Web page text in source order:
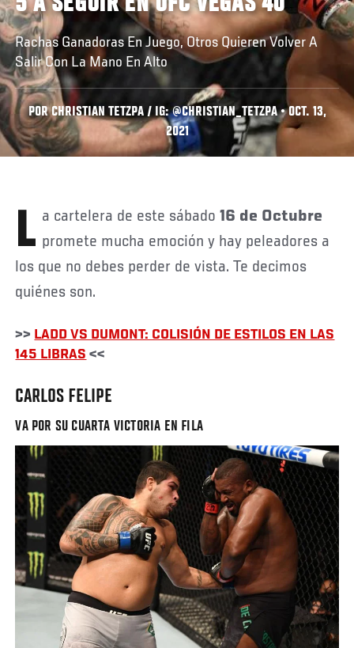
Rachas Ganadoras En Juego, Otros Quieren Volver A
Salir Con La Mano En Alto
POR CHRISTIAN TETZPA / IG: @CHRISTIAN_TETZPA • OCT. 13,
2021
La cartelera de este sábado16 de Octubre
promete mucha emoción y hay peleadores a
los que no debes perder de vista. Te decimos
quiénes son.
>> LADD VS DUMONT: COLISIÓN DE ESTILOS EN LAS
145 LIBRAS <<
CARLOS FELIPE
VA POR SU CUARTA VICTORIA EN FILA